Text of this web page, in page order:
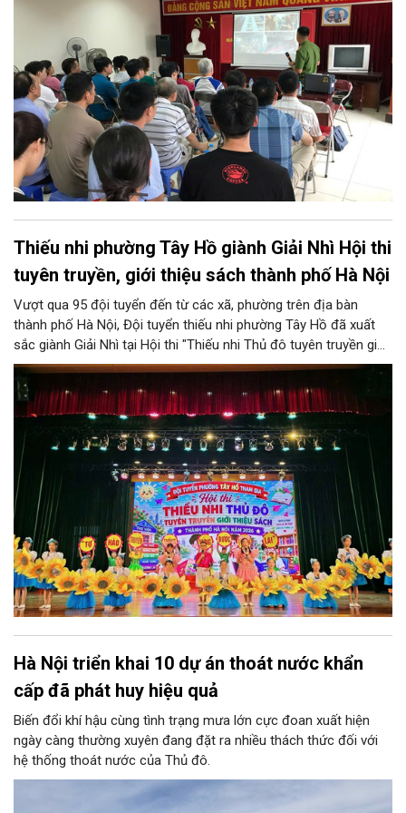
96A và 96B Định Công (phường Phương Liệt, thành phố Hà Nội)
tổ chức buổi tuyên truyền, phổ biến kiến thức và kỹ năng về
PCCC&CNCH.
Thiếu nhi phường Tây Hồ giành Giải Nhì Hội thi
tuyên truyền, giới thiệu sách thành phố Hà Nội
Vượt qua 95 đội tuyển đến từ các xã, phường trên địa bàn
thành phố Hà Nội, Đội tuyển thiếu nhi phường Tây Hồ đã xuất
sắc giành Giải Nhì tại Hội thi "Thiếu nhi Thủ đô tuyên truyền giới
thiệu sách; Múa hát tập thể và Ca khúc măng non" năm 2026 do
Sở Văn hóa và Thể thao Hà Nội tổ chức.
Hà Nội triển khai 10 dự án thoát nước khẩn
cấp đã phát huy hiệu quả
Biến đổi khí hậu cùng tình trạng mưa lớn cực đoan xuất hiện
ngày càng thường xuyên đang đặt ra nhiều thách thức đối với
hệ thống thoát nước của Thủ đô.